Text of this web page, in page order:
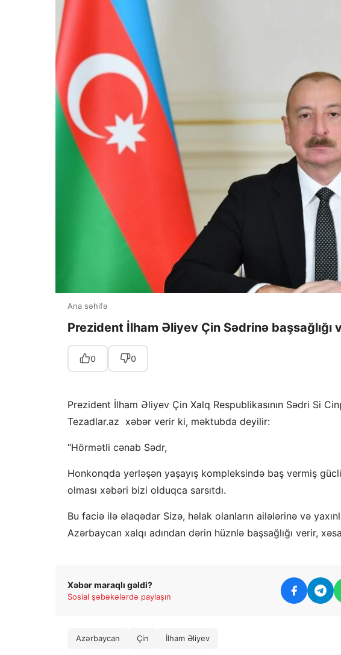
Ana səhifə
Prezident İlham Əliyev Çin Sədrinə başsağlığı
0 0
Prezident İlham Əliyev Çin Xalq Respublikasının Sədri Si
Tezadlar.az xəbər verir ki, məktubda deyilir:
“Hörmətli cənab Sədr,
Honkonqda yerləşən yaşayış kompleksində baş vermiş
olması xəbəri bizi olduqca sarsıtdı.
Bu faciə ilə əlaqədar Sizə, həlak olanların ailələrinə və
Azərbaycan xalqı adından dərin hüznlə başsağlığı verir,
Xəbər maraqlı gəldi?
Sosial şəbəkələrdə paylaşın
Azərbaycan Çin İlham Əliyev